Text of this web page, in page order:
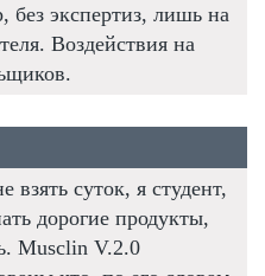
без экспертиз, лишь на
Воздействия на
суток, я студент,
дорогие продукты,
Musclin V.2.0